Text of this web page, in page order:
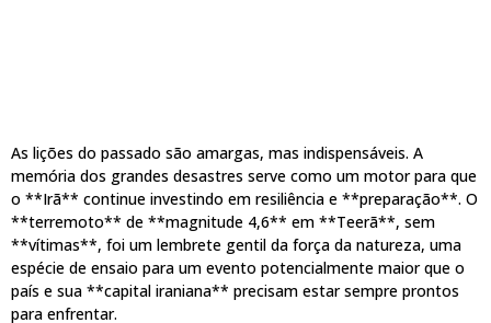
As lições do passado são amargas, mas indispensáveis. A
memória dos grandes desastres serve como um motor para que
o **Irã** continue investindo em resiliência e **preparação**. O
**terremoto** de **magnitude 4,6** em **Teerã**, sem
**vítimas**, foi um lembrete gentil da força da natureza, uma
espécie de ensaio para um evento potencialmente maior que o
país e sua **capital iraniana** precisam estar sempre prontos
para enfrentar.